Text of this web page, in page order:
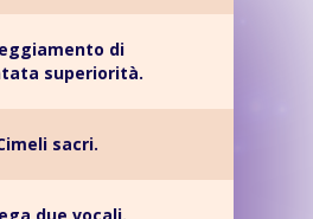
di
superiorità.
sacri.